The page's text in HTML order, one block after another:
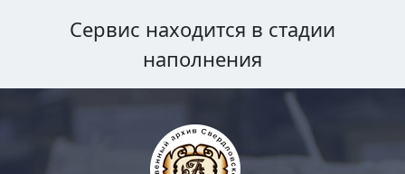
Сервис находится в стадии
наполнения